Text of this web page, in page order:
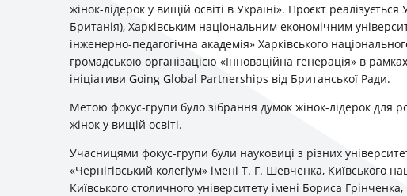
жінок-лідерок у вищій освіті в Україні». Проєкт
Британія), Харківським національним економічним
інженерно-педагогічна академія» Харківського
громадською організацією «Інноваційна генерація» в
ініціативи Going Global Partnerships від Британської Ради.
Метою фокус-групи було зібрання думок жінок-лідерок для
жінок у вищій освіті.
Учасницями фокус-групи були науковиці з різних
«Чернігівський колегіум» імені Т. Г. Шевченка, Київського
Київського столичного університету імені Бориса